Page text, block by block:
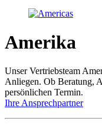
Amerika
Unser Vertriebsteam
Anliegen. Ob Beratung,
persönlichen Termin.
Ihre Ansprechpartner